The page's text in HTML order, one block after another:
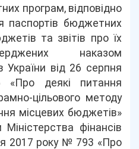
програм, відповідно
паспортів бюджетних
та звітів про їх
наказом
України від 26 серпня
деякі питання
цільового методу
місцевих бюджетів»
фінансів
2017 року № 793 «Про